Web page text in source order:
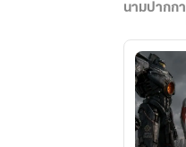
นามปากกา